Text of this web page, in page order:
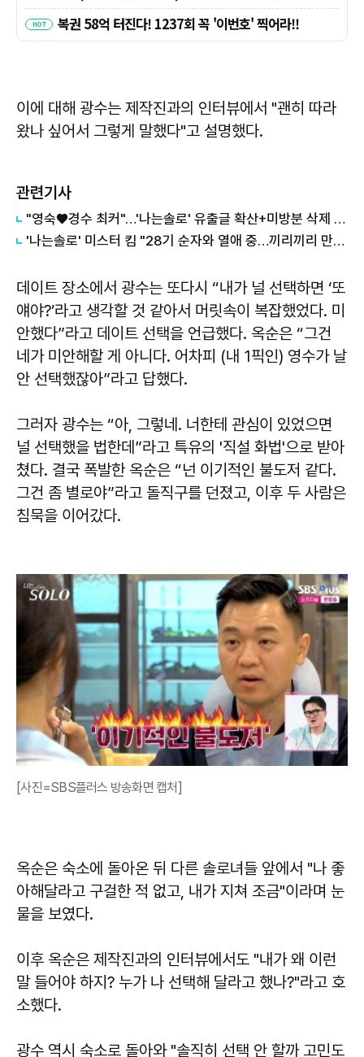
이에 대해 광수는 제작진과의 인터뷰에서 "괜히 따라
왔나 싶어서 그렇게 말했다"고 설명했다.
관련기사
"영숙♥경수 최커"…'나는솔로' 유출글 확산+미방분 삭제 이유
'나는솔로' 미스터 킴 "28기 순자와 열애 중…끼리끼리 만났다"
데이트 장소에서 광수는 또다시 “내가 널 선택하면 ‘또
얘야?’라고 생각할 것 같아서 머릿속이 복잡했었다. 미
안했다”라고 데이트 선택을 언급했다. 옥순은 “그건
네가 미안해할 게 아니다. 어차피 (내 1픽인) 영수가 날
안 선택했잖아”라고 답했다.
그러자 광수는 “아, 그렇네. 너한테 관심이 있었으면
널 선택했을 법한데”라고 특유의 '직설 화법'으로 받아
쳤다. 결국 폭발한 옥순은 “넌 이기적인 불도저 같다.
그건 좀 별로야”라고 돌직구를 던졌고, 이후 두 사람은
침묵을 이어갔다.
[사진=SBS플러스 방송화면 캡처]
옥순은 숙소에 돌아온 뒤 다른 솔로녀들 앞에서 "나 좋
아해달라고 구걸한 적 없고, 내가 지쳐 조금"이라며 눈
물을 보였다.
이후 옥순은 제작진과의 인터뷰에서도 "내가 왜 이런
말 들어야 하지? 누가 나 선택해 달라고 했나?"라고 호
소했다.
광수 역시 숙소로 돌아와 "솔직히 선택 안 할까 고민도